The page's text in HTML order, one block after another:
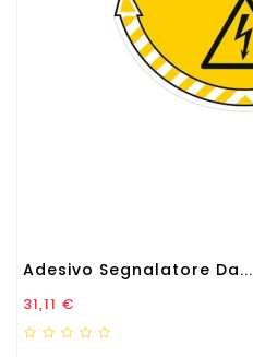
Adesivo Segnalatore Da...
Prezzo
31,11 €